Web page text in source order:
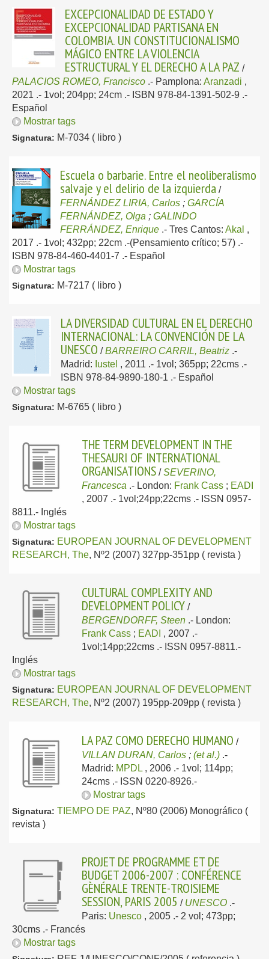
EXCEPCIONALIDAD DE ESTADO Y
EXCEPCIONALIDAD PARTISANA EN
COLOMBIA. UN CONSTITUCIONALISMO
MÁGICO ENTRE LA VIOLENCIA
ESTRUCTURAL Y EL DERECHO A LA PAZ /
PALACIOS ROMEO, Francisco .- Pamplona: Aranzadi ,
2021 .- 1vol; 204pp; 24cm .- ISBN 978-84-1391-502-9 .-
Español
Mostrar tags
Signatura: M-7034 ( libro )
Escuela o barbarie. Entre el neoliberalismo
salvaje y el delirio de la izquierda /
FERNÁNDEZ LIRIA, Carlos ; GARCÍA
FERNÁNDEZ, Olga ; GALINDO
FERRÁNDEZ, Enrique .- Tres Cantos: Akal ,
2017 .- 1vol; 432pp; 22cm .-(Pensamiento crítico; 57) .-
ISBN 978-84-460-4401-7 .- Español
Mostrar tags
Signatura: M-7217 ( libro )
LA DIVERSIDAD CULTURAL EN EL DERECHO
INTERNACIONAL: LA CONVENCIÓN DE LA
UNESCO /BARREIRO CARRIL, Beatriz .-
Madrid: Iustel , 2011 .- 1vol; 365pp; 22cms .-
ISBN 978-84-9890-180-1 .- Español
Mostrar tags
Signatura: M-6765 ( libro )
THE TERM DEVELOPMENT IN THE
THESAURI OF INTERNATIONAL
ORGANISATIONS /SEVERINO,
Francesca .- London: Frank Cass ; EADI
, 2007 .- 1vol;24pp;22cms .- ISSN 0957-
8811.- Inglés
Mostrar tags
Signatura: EUROPEAN JOURNAL OF DEVELOPMENT
RESEARCH, The, Nº2 (2007) 327pp-351pp ( revista )
CULTURAL COMPLEXITY AND
DEVELOPMENT POLICY /
BERGENDORFF, Steen .- London:
Frank Cass ; EADI , 2007 .-
1vol;14pp;22cms .- ISSN 0957-8811.-
Inglés
Mostrar tags
Signatura: EUROPEAN JOURNAL OF DEVELOPMENT
RESEARCH, The, Nº2 (2007) 195pp-209pp ( revista )
LA PAZ COMO DERECHO HUMANO /
VILLAN DURAN, Carlos ; (et al.) .-
Madrid: MPDL , 2006 .- 1vol; 114pp;
24cms .- ISSN 0220-8926.-
Mostrar tags
Signatura: TIEMPO DE PAZ, Nº80 (2006) Monográfico (
revista )
PROJET DE PROGRAMME ET DE
BUDGET 2006-2007 : CONFÉRENCE
GÈNÉRALE TRENTE-TROISIEME
SESSION, PARIS 2005 / UNESCO .-
Paris: Unesco , 2005 .- 2 vol; 473pp;
30cms .- Francés
Mostrar tags